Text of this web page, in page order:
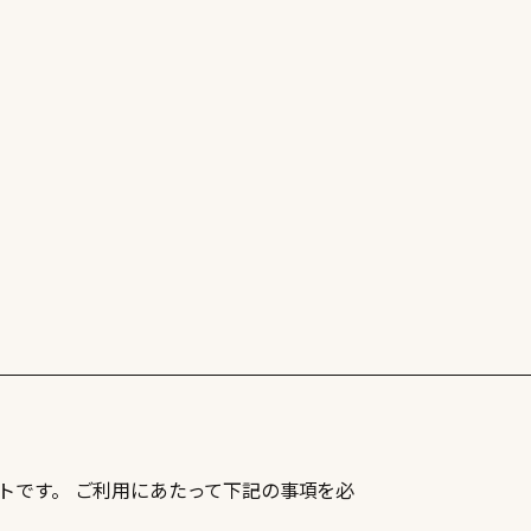
です。 ご利用にあたって下記の事項を必